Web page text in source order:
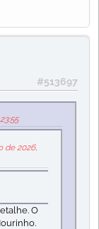
#513697
de 2026,
O